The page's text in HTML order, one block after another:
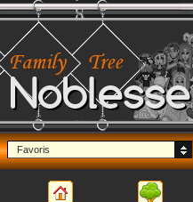
Noblesse
Favoris